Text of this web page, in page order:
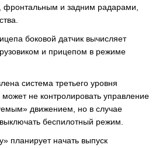
фронтальным и задним радарами,
боковой датчик вычисляет
и прицепом в режиме
система третьего уровня
не контролировать управление
движением, но в случае
беспилотный режим.
планирует начать выпуск